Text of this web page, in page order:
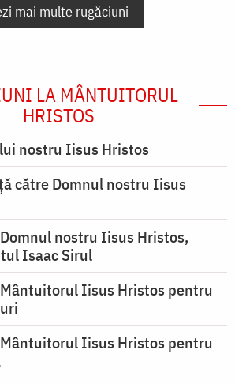
mai multe rugăciuni
LA MÂNTUITORUL
HRISTOS
nostru Iisus Hristos
către Domnul nostru Iisus
nostru Iisus Hristos,
Isaac Sirul
Iisus Hristos pentru
Iisus Hristos pentru